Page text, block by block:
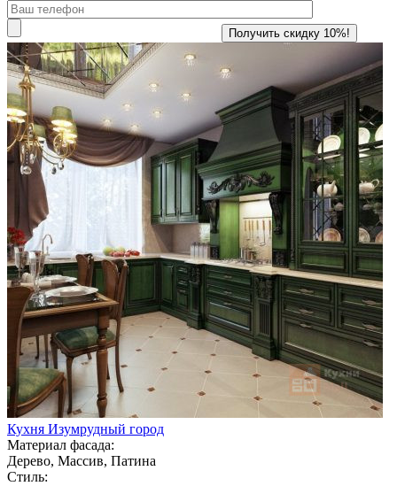
Кухня Изумрудный город
Материал фасада:
Дерево, Массив, Патина
Стиль: